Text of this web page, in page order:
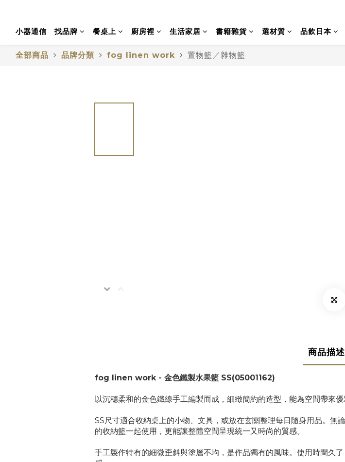
小器通信 找品牌 餐桌上 廚房裡 生活家居 書籍雜貨 選材質 品飲日本
全部商品 品牌分類 fog linen work 置物籃／雜物籃
商品描述
fog linen work - 金色鐵製水果籃 SS(05001162)
以沉穩柔和的金色鐵線手工編製而成，細緻簡約的造型，能為空間帶來優
SS尺寸適合收納桌上的小物、文具，或放在玄關整理每日隨身用品。無
的收納籃一起使用，更能讓整體空間呈現統一又時尚的質感。
手工製作特有的細微歪斜與塗層不均，是作品獨有的風味。使用時間久